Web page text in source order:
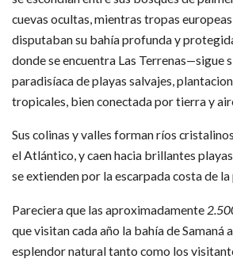
cuevas ocultas, mientras tropas
disputaban su bahía profunda y
donde se encuentra Las Terrenas—sigue
paradisíaca de playas salvajes,
tropicales, bien conectada por tierra y
Sus colinas y valles forman ríos
el Atlántico, y caen hacia brillantes
se extienden por la escarpada costa de la
Pareciera que las aproximadamente
que visitan cada año la bahía de Samaná
esplendor natural tanto como los